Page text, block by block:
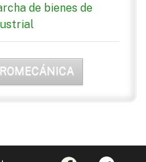
de bienes de